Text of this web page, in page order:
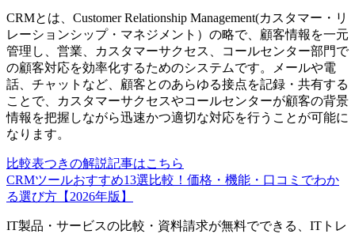
CRMとは、Customer Relationship Management(カスタマー・リ
レーションシップ・マネジメント）の略で、顧客情報を一元
管理し、営業、カスタマーサクセス、コールセンター部門で
の顧客対応を効率化するためのシステムです。メールや電
話、チャットなど、顧客とのあらゆる接点を記録・共有する
ことで、カスタマーサクセスやコールセンターが顧客の背景
情報を把握しながら迅速かつ適切な対応を行うことが可能に
なります。
比較表つきの解説記事はこちら
CRMツールおすすめ13選比較！価格・機能・口コミでわか
る選び方【2026年版】
IT製品・サービスの比較・資料請求が無料でできる、ITトレ